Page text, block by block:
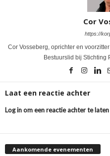
Cor
https://
Cor Vosseberg, oprichter en
Bestuurslid bij Stichting
Laat een reactie achter
Log in om een reactie achter te laten
Aankomende evenementen